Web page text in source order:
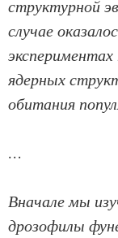
структурной
случае
ядерных
обитания
…
Вначале мы
дрозофилы